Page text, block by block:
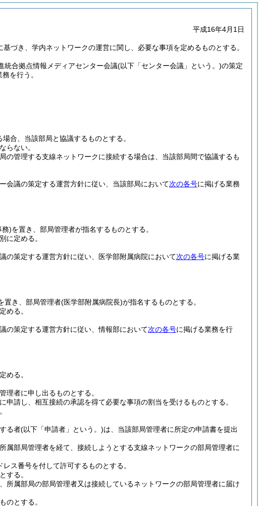
平成16年4月1日
基づき、学内ネットワークの運営に関し、必要な事項を定めるものとする。
統合拠点情報メディアセンター会議(以下「センター会議」という。)の策定
を行う。
合、当該部局と協議するものとする。
らない。
管理する支線ネットワークに接続する場合は、当該部局間で協議するも
会議の策定する運営方針に従い、当該部局において次の各号に掲げる業務
務)を置き、部局管理者が指名するものとする。
に定める。
の策定する運営方針に従い、医学部附属病院において次の各号に掲げる業
置き、部局管理者(医学部附属病院長)が指名するものとする。
める。
の策定する運営方針に従い、情報部において次の各号に掲げる業務を行
める。
理者に申し出るものとする。
請し、相互接続の承認を得て必要な事項の割当を受けるものとする。
る者(以下「申請者」という。)は、当該部局管理者に所定の申請書を提出
部局管理者を経て、接続しようとする支線ネットワークの部局管理者に
ス番号を付して許可するものとする。
する。
属部局の部局管理者又は接続しているネットワークの部局管理者に届け
のとする。